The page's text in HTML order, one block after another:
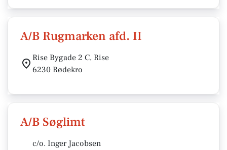
A/B Rugmarken afd. II
Rise Bygade 2 C, Rise
6230 Rødekro
A/B Søglimt
c/o. Inger Jacobsen